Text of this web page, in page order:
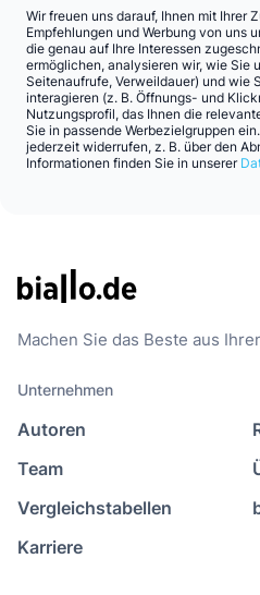
Wir freuen uns darauf, Ihnen mit Ihrer
Empfehlungen und Werbung von uns
die genau auf Ihre Interessen
ermöglichen, analysieren wir, wie Sie
Seitenaufrufe, Verweildauer) und wie
interagieren (z. B. Öffnungs- und
Nutzungsprofil, das Ihnen die
Sie in passende Werbezielgruppen
jederzeit widerrufen, z. B. über den
Informationen finden Sie in unserer
Machen Sie das Beste aus
Unternehmen
Autoren
Team
Vergleichstabellen
Karriere